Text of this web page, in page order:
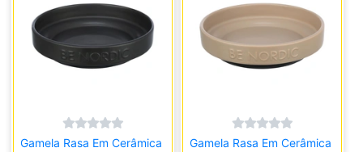
Gamela Rasa Em Cerâmica
Gamela Rasa Em Cerâmica